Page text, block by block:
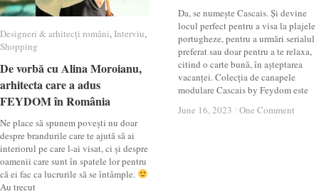
Designeri & arhitecți români, Interviu,
Shopping
De vorbă cu Alina Moroianu,
arhitecta care a adus
FEYDOM în România
Ne place să spunem povești nu doar
despre brandurile care te ajută să ai
interiorul pe care l-ai visat, ci și despre
oamenii care sunt în spatele lor pentru
că ei fac ca lucrurile să se întâmple.
Au trecut
Designeri & arhitecți români Interviu
Shopping
De vorbă cu Alina Moroianu,
arhitecta care a adus
FEYDOM în România
Da, se numește Cascais. Și devine
locul perfect pentru a visa la plajele
portugheze, pentru a urmări serialul
preferat sau doar pentru a te relaxa,
citind o carte bună, în așteptarea
vacanței. Colecția de canapele
modulare Cascais by Feydom este
June 16, 2023 / One Comment
June 16, 2023 / One Comment